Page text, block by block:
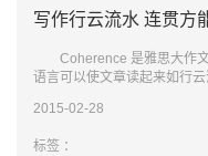
写作行云流水 连贯方
Coherence 是雅思大作文
语言可以使文章读起来如行
法，导致雅思
2015-02-28
标签 ：